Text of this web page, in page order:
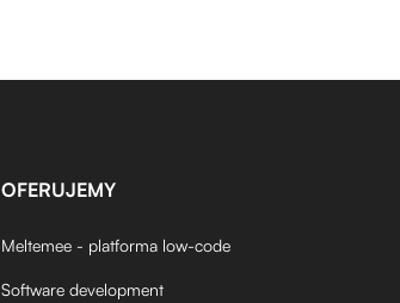
OFERUJEMY
Meltemee - platforma low-code
Software development